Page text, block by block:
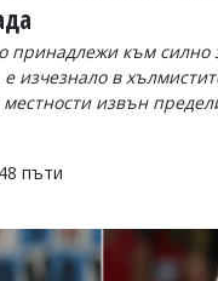
принадлежи към силно
изчезнало в
извън
пъти